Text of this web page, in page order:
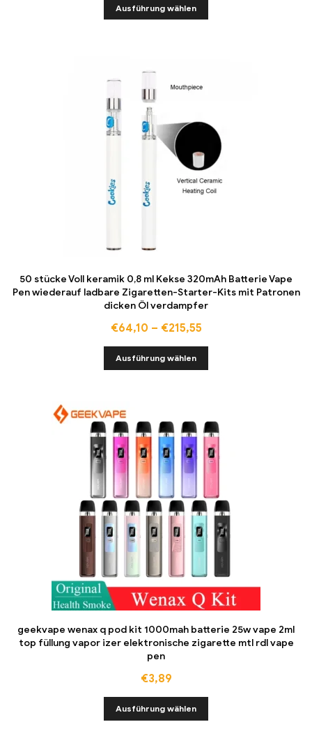
Ausführung wählen
50 stücke Voll keramik 0,8 ml Kekse 320mAh Batterie Vape
Pen wiederauf ladbare Zigaretten-Starter-Kits mit Patronen
dicken Öl verdampfer
€64,10 – €215,55
Ausführung wählen
geekvape wenax q pod kit 1000mah batterie 25w vape 2ml
top füllung vapor izer elektronische zigarette mtl rdl vape
pen
€3,89
Ausführung wählen